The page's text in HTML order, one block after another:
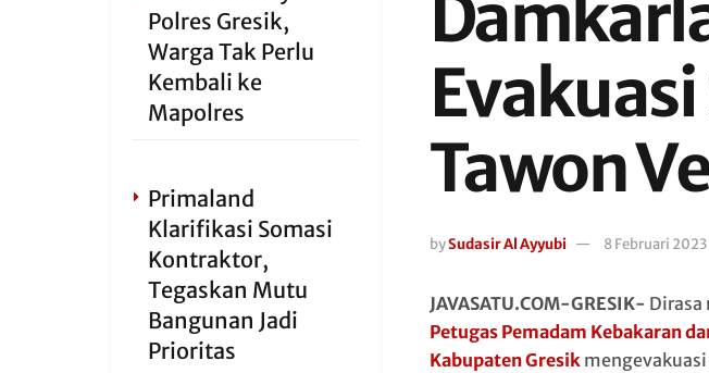
Tawon
bySudasir Al Ayyubi 8 Februari 2023
JAVASATU.COM-GRESIK- Dirasa
Petugas Pemadam Kebakaran
Kabupaten Gresikmengevakuasi
Polres Gresik,
Warga Tak Perlu
Kembali ke
Mapolres
Primaland
Klarifikasi Somasi
Kontraktor,
Tegaskan Mutu
Bangunan Jadi
Prioritas